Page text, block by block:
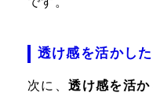
透け感を活かし
次に、透け感を活